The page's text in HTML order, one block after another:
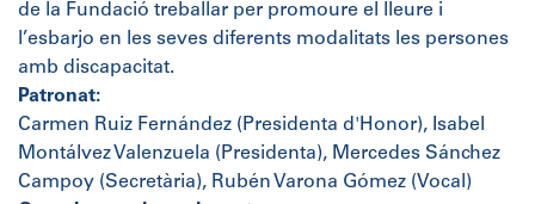
de la Fundació treballar per promoure el lleure i
l’esbarjo en les seves diferents modalitats les persones
amb discapacitat.
Patronat:
Carmen Ruiz Fernández (Presidenta d'Honor), Isabel
Montálvez Valenzuela (Presidenta), Mercedes Sánchez
Campoy (Secretària), Rubén Varona Gómez (Vocal)